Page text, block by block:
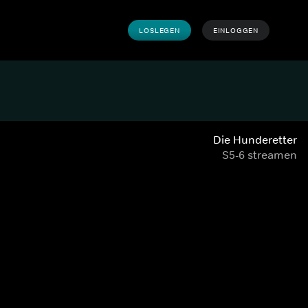
LOSLEGEN EINLOGGEN
Die Hunderetter
S5-6 streamen